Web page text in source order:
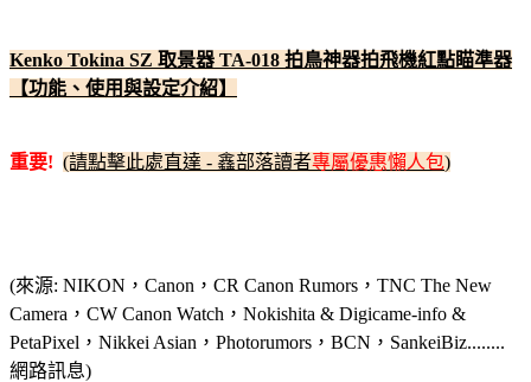
Kenko Tokina SZ 取景器 TA-018 拍鳥神器拍飛機紅點瞄準器
【功能、使用與設定介紹】
重要! (請點擊此處直達 - 鑫部落讀者專屬優惠懶人包)
(來源: NIKON，Canon，CR Canon Rumors，TNC The New
Camera，CW Canon Watch，Nokishita & Digicame-info &
PetaPixel，Nikkei Asian，Photorumors，BCN，SankeiBiz........
網路訊息)